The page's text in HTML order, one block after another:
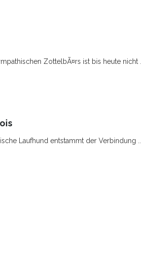
ZottelbÃ¤rs ist bis heute nicht ...
Laufhund entstammt der Verbindung ...